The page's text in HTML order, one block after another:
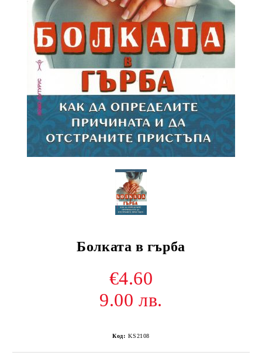
Болката в гърба
€4.60
9.00 лв.
Код: KS2108